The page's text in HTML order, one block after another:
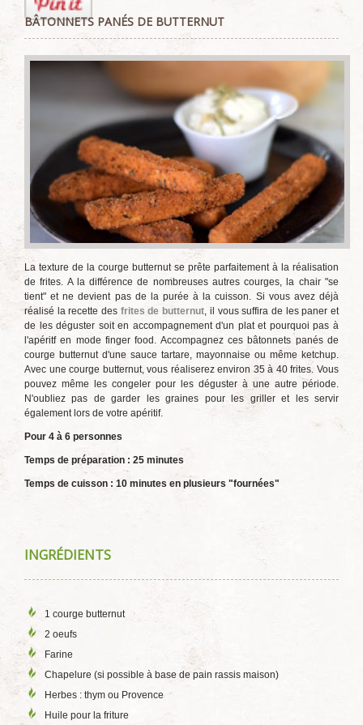
BÂTONNETS PANÉS DE BUTTERNUT
La texture de la courge butternut se prête parfaitement à la réalisation
de frites. A la différence de nombreuses autres courges, la chair "se
tient" et ne devient pas de la purée à la cuisson. Si vous avez déjà
réalisé la recette des frites de butternut, il vous suffira de les paner et
de les déguster soit en accompagnement d'un plat et pourquoi pas à
l'apéritf en mode finger food. Accompagnez ces bâtonnets panés de
courge butternut d'une sauce tartare, mayonnaise ou même ketchup.
Avec une courge butternut, vous réaliserez environ 35 à 40 frites. Vous
pouvez même les congeler pour les déguster à une autre période.
N'oubliez pas de garder les graines pour les griller et les servir
également lors de votre apéritif.
Pour 4 à 6 personnes
Temps de préparation : 25 minutes
Temps de cuisson : 10 minutes en plusieurs "fournées"
INGRÉDIENTS
1 courge butternut
2 oeufs
Farine
Chapelure (si possible à base de pain rassis maison)
Herbes : thym ou Provence
Huile pour la friture